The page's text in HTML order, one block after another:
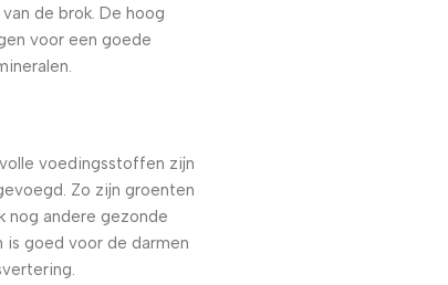
de brok. De hoog
voor een goede
voedingsstoffen zijn
Zo zijn groenten
nog andere gezonde
is goed voor de darmen